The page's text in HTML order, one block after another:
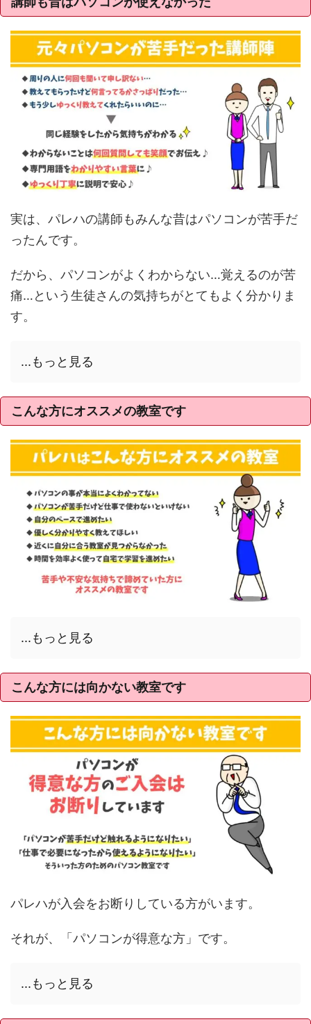
実は、パレハの講師もみんな昔はパソコンが苦手だ
ったんです。
だから、パソコンがよくわからない…覚えるのが苦
痛…という生徒さんの気持ちがとてもよく分かりま
す。
...もっと見る
こんな方にオススメの教室です
...もっと見る
こんな方には向かない教室です
パレハが入会をお断りしている方がいます。
それが、「パソコンが得意な方」です。
...もっと見る